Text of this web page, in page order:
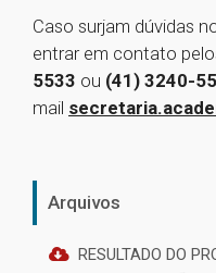
Caso surjam dúvidas
entrar em contato
5533 ou (41) 3240-
mail
Arquivos
RESULTADO DO